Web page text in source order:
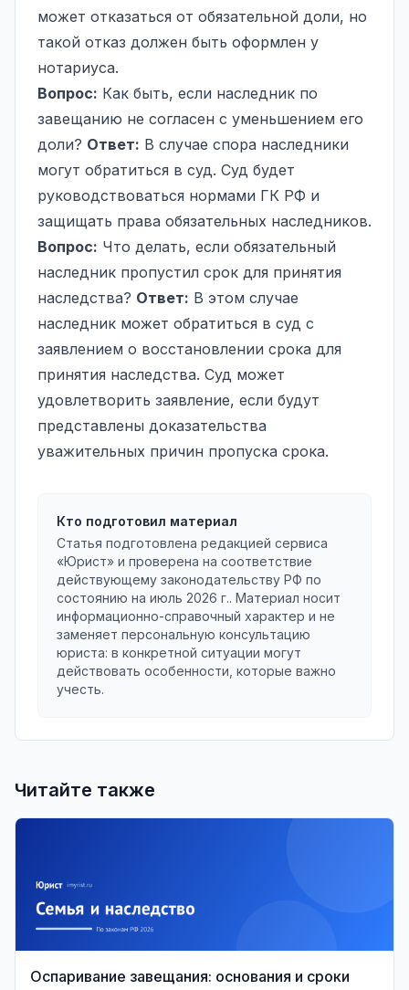
может отказаться от обязательной доли, но
такой отказ должен быть оформлен у
нотариуса.
Вопрос: Как быть, если наследник по
завещанию не согласен с уменьшением его
доли? Ответ: В случае спора наследники
могут обратиться в суд. Суд будет
руководствоваться нормами ГК РФ и
защищать права обязательных наследников.
Вопрос: Что делать, если обязательный
наследник пропустил срок для принятия
наследства? Ответ: В этом случае
наследник может обратиться в суд с
заявлением о восстановлении срока для
принятия наследства. Суд может
удовлетворить заявление, если будут
представлены доказательства
уважительных причин пропуска срока.
Кто подготовил материал
Статья подготовлена редакцией сервиса
«Юрист» и проверена на соответствие
действующему законодательству РФ по
состоянию на июль 2026 г.. Материал носит
информационно-справочный характер и не
заменяет персональную консультацию
юриста: в конкретной ситуации могут
действовать особенности, которые важно
учесть.
Читайте также
Оспаривание завещания: основания и сроки